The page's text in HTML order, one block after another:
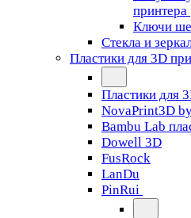
принтера
Ключи
Стекла и
Пластики для 3D
Пластики для
NovaPrint3D
Bambu Lab
Dowell 3D
FusRock
LanDu
PinRui